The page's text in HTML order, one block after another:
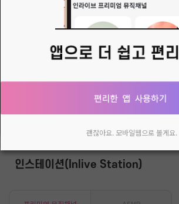
へㅔㅎま˚*⌒☆。님의
ㅋㅋ
20주년 모임 안내글
인스테이션(Inlive Station)
다시 열지 않음
괜찮아요. 모바일웹으로 볼게요.